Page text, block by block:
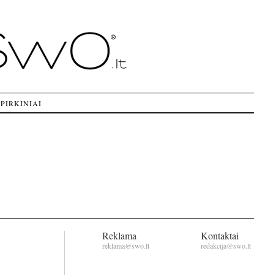
PIRKINIAI
Reklama
reklama@swo.lt
Kontaktai
redakcija@swo.lt